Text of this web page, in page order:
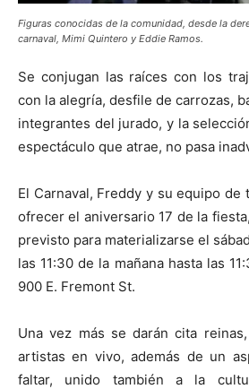
Figuras conocidas de la comunidad, desde la
carnaval, Mimi Quintero y Eddie Ramos.
Se conjugan las raíces con los
con la alegría, desfile de carrozas,
integrantes del jurado, y la
espectáculo que atrae, no pasa
El Carnaval, Freddy y su equipo de
ofrecer el aniversario 17 de la
previsto para materializarse el
las 11:30 de la mañana hasta las
900 E. Fremont St.
Una vez más se darán cita
artistas en vivo, además de un
faltar, unido también a la